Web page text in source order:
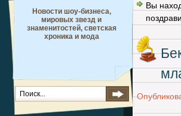
Новости шоу-бизнеса,
мировых звезд и
знаменитостей, светская
хроника и мода
Вы